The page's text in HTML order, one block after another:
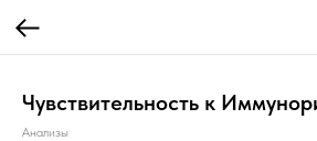
Чувствительность к
Анализы